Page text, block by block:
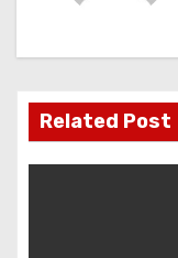
a
v
i
Related Post